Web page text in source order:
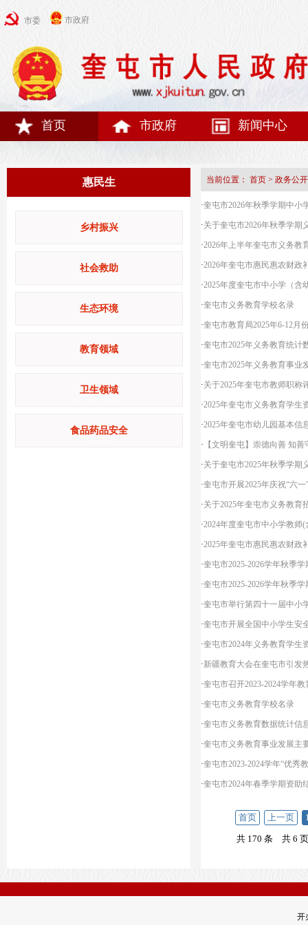
市委 市政府
首页 市政府 新闻中心
惠民生
乡村振兴
社会救助
生态环境
教育领域
卫生领域
食品药品安全
当前位置： 首页 > 政务公开
·奎屯市2026年秋季学期中小
·关于奎屯市2026年秋季学期
·2026年上半年奎屯市义务教
·2026年奎屯市惠民惠农财政
·2025年度奎屯市中小学（含
·奎屯市义务教育学校名录
·奎屯市教育局2025年6-12月
·奎屯市2025年义务教育统计
·奎屯市2025年义务教育事业
·关于2025年奎屯市教师职称
·2025年奎屯市义务教育学生
·2025年奎屯市幼儿园基本信
· 【文明奎屯】崇德向善 知
·关于奎屯市2025年秋季学期
·奎屯市开展2025年庆祝“六
·关于2025年奎屯市义务教育
·2024年度奎屯市中小学教师
·2025年奎屯市惠民惠农财政
·奎屯市2025-2026学年秋季
·奎屯市2025-2026学年秋季
·奎屯市举行第四十一届中小
·奎屯市开展全国中小学生安
·奎屯市2024年义务教育学生
·新疆教育大会在奎屯市引发
·奎屯市召开2023-2024学年
·奎屯市义务教育学校名录
·奎屯市义务教育数据统计信
·奎屯市义务教育事业发展主
·奎屯市2023-2024学年“优秀
·奎屯市2024年春季学期资助
首页 上一页
共 170 条 共 6
开